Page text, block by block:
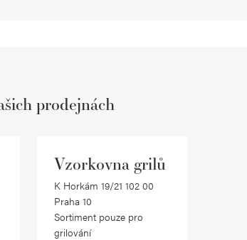
prodejnách
Vzorkovna grilů
K Horkám 19/21 102 00
Praha 10
Sortiment pouze pro
grilování